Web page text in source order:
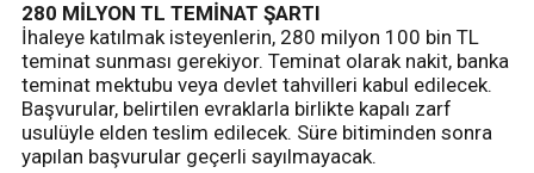
280 MİLYON TL TEMİNAT ŞARTI
İhaleye katılmak isteyenlerin, 280 milyon 100 bin TL
teminat sunması gerekiyor. Teminat olarak nakit, banka
teminat mektubu veya devlet tahvilleri kabul edilecek.
Başvurular, belirtilen evraklarla birlikte kapalı zarf
usulüyle elden teslim edilecek. Süre bitiminden sonra
yapılan başvurular geçerli sayılmayacak.